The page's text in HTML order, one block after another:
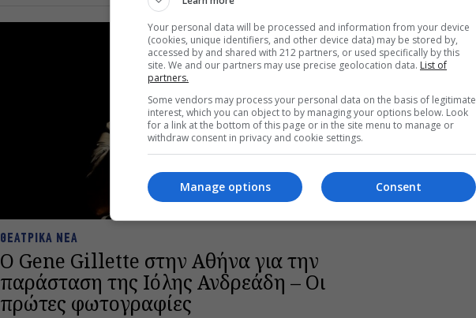
ΘΕΑΤΡΙΚΑ ΝΕΑ
Ο Gene Gillette στην Αθήνα για την
παράσταση της Ιόλης Ανδρεάδη – Οι
πρώτες φωτογραφίες
Your personal data will be processed and information from your device
(cookies, unique identifiers, and other device data) may be stored by,
accessed by and shared with 212 partners, or used specifically by this
site. We and our partners may use precise geolocation data. List of
partners.
Some vendors may process your personal data on the basis of legitimate
interest, which you can object to by managing your options below. Look
for a link at the bottom of this page or in the site menu to manage or
withdraw consent in privacy and cookie settings.
Consent
Manage options